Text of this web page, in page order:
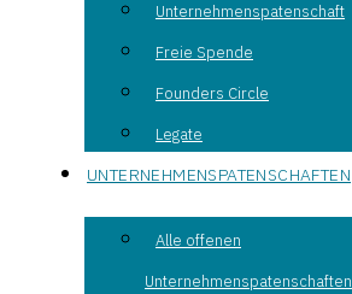
Unternehmenspatenschaft
Freie Spende
Founders Circle
Legate
UNTERNEHMENSPATENSCHAFTEN
Alle offenen
Unternehmenspatenschaften